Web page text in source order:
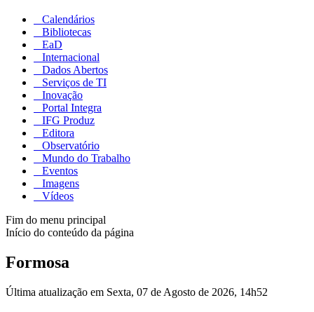
Calendários
Bibliotecas
EaD
Internacional
Dados Abertos
Serviços de TI
Inovação
Portal Integra
IFG Produz
Editora
Observatório
Mundo do Trabalho
Eventos
Imagens
Vídeos
Fim do menu principal
Início do conteúdo da página
Formosa
Última atualização em Sexta, 07 de Agosto de 2026, 14h52